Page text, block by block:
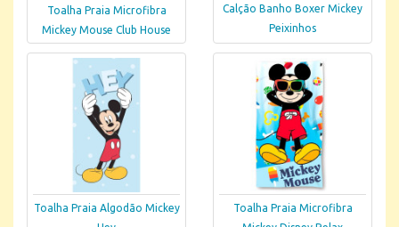
Toalha Praia Microfibra
Mickey Mouse Club House
Calção Banho Boxer Mickey
Peixinhos
Toalha Praia Algodão Mickey
Toalha Praia Microfibra